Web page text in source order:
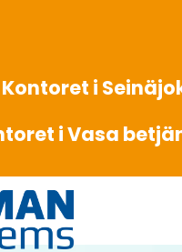
Kontoret i
i Vasa